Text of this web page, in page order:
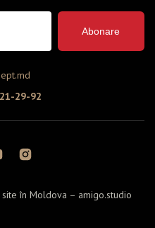
Abonare
29-92
în Moldova – amigo.studio